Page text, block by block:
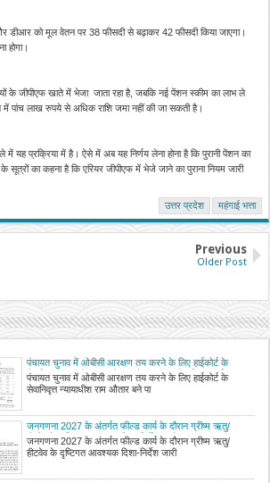
उत्तर प्रदेश महंगाई भत्ता
डीआर को मूल वेतन पर 38 फीसदी से बढ़ाकर 42 फीसदी किया जाएगा।
होगा।
के जीपीएफ खाते में भेजा जाता रहा है, जबकि नई पेंशन स्कीम का लाभ ले
में पांच लाख रुपये से अधिक राशि जमा नहीं की जा सकती है।
यह प्रक्रिया में है। ऐसे में अब यह निर्णय लेना होना है कि पुरानी पेंशन का
सूत्रों का कहना है कि एरियर जीपीएफ में भेजे जाने का पुराना नियम जारी
Previous
Older Post
पंचायत चुनाव में ओबीसी आरक्षण तय करने के लिए हाईकोर्ट के
सेवानिवृत्त न्यायाधीश राम औतार बने पांच सदस्यीय पिछड़ा वर्ग
आयोग के अध्यक्ष
पंचायत चुनाव में ओबीसी आरक्षण तय करने के लिए हाईकोर्ट के
सेवानिवृत्त न्यायाधीश राम औतार बने पा
जनगणना 2027 के अंतर्गत फील्ड कार्य के दौरान ग्रीष्म ऋतु/
हीटवेव के दृष्टिगत आवश्यक दिशा-निर्देश जारी
जनगणना 2027 के अंतर्गत फील्ड कार्य के दौरान ग्रीष्म ऋतु/
हीटवेव के दृष्टिगत आवश्यक दिशा-निर्देश जारी